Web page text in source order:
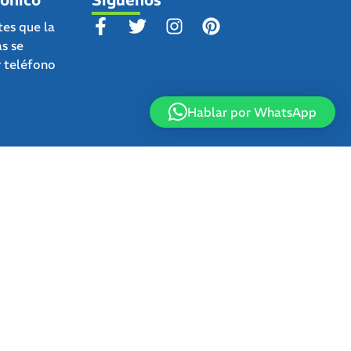
que la
se
teléfono
Hablar por WhatsApp